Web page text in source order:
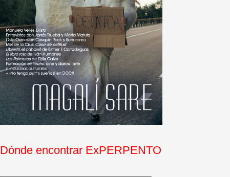
Dónde encontrar ExPERPENTO